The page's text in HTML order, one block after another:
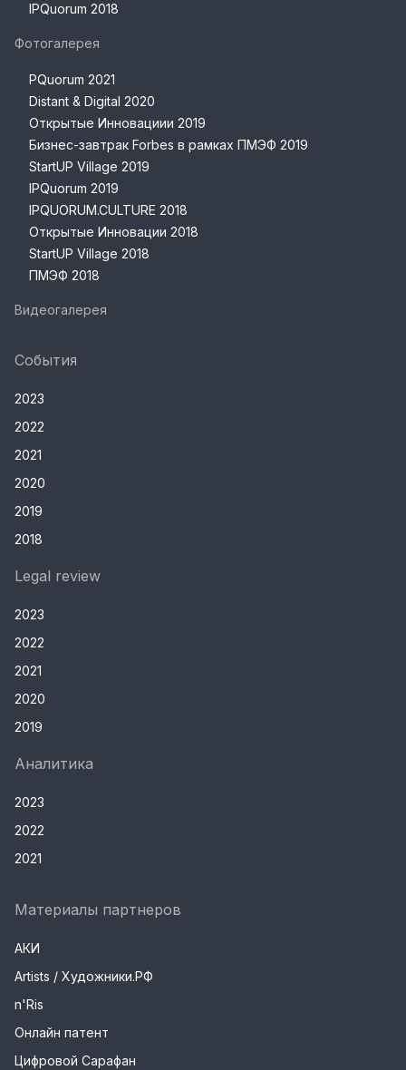
IPQuorum 2018
Фотогалерея
PQuorum 2021
Distant & Digital 2020
Открытые Инновациии 2019
Бизнес-завтрак Forbes в рамках ПМЭФ 2019
StartUP Village 2019
IPQuorum 2019
IPQUORUM.CULTURE 2018
Открытые Инновации 2018
StartUP Village 2018
ПМЭФ 2018
Видеогалерея
События
2023
2022
2021
2020
2019
2018
Legal review
2023
2022
2021
2020
2019
Аналитика
2023
2022
2021
Материалы партнеров
АКИ
Artists / Художники.РФ
n'Ris
Онлайн патент
Цифровой Сарафан